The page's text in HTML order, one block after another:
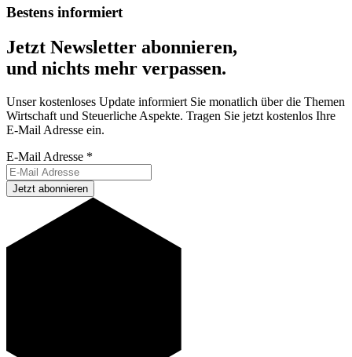
Bestens informiert
Jetzt Newsletter abonnieren,
und nichts mehr verpassen.
Unser kostenloses Update informiert Sie monatlich über die Themen
Wirtschaft und Steuerliche Aspekte. Tragen Sie jetzt kostenlos Ihre
E-Mail Adresse ein.
E-Mail Adresse *
Jetzt abonnieren